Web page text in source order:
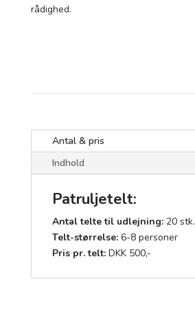
rådighed.
Antal & pris
Indhold
Patruljetelt:
Antal telte til udlejning:20 stk.
Telt-størrelse: 6-8 personer
Pris pr. telt:DKK 500,-